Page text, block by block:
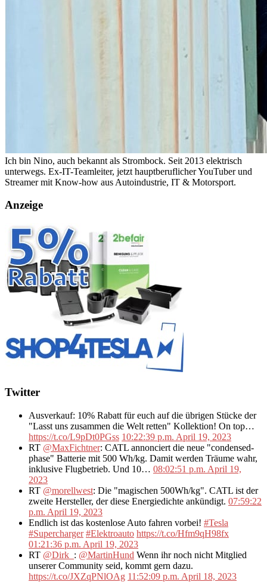
Ich bin Nino, auch bekannt als Strombock. Seit 2013 elektrisch
unterwegs. Ex-IT-Teamleiter, jetzt hauptberuflicher YouTuber und
Streamer mit Know-how aus Autoindustrie, IT & Motorsport.
Anzeige
Twitter
Ausverkauf: 10% Rabatt für euch auf die übrigen Stücke der
"Lasst uns zusammen die Welt retten" Kollektion! On top…
https://t.co/L9pDt0PGss 10:22:39 p.m. April 19, 2023
RT @MaxFichtner: CATL annonciert die neue "condensed-
phase" Batterie mit 500 Wh/kg. Damit werden Träume wahr,
inklusive Flugbetrieb. Und 10… 08:02:51 p.m. April 19,
2023
RT @morellwest: Die "magischen 500Wh/kg". CATL ist der
zweite Hersteller, der diese Energiedichte ankündigt. 07:59:22
p.m. April 19, 2023
Endlich ist das kostenlose Auto fahren vorbei! #Tesla
#Supercharger #Elektroauto https://t.co/Hfm9qH98fx
01:21:36 p.m. April 19, 2023
RT @Dirk_ : @MartinHund Wenn ihr noch nicht Mitglied
unserer Community seid, kommt gern dazu.
https://t.co/JXZqPNlOAg 11:52:09 p.m. April 18, 2023